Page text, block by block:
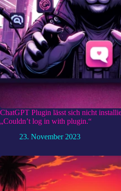
ChatGPT Plugin lässt sich nicht
„Couldn’t log in with plugin.“
23. November 2023